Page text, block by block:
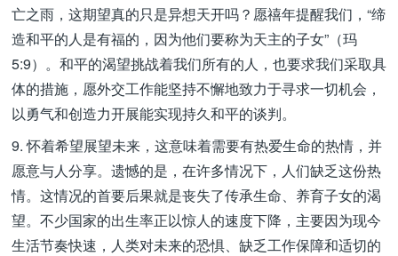
亡之雨，这期望真的只是异想天开吗？愿禧年提醒我们，“缔
造和平的人是有福的，因为他们要称为天主的子女”（玛
5:9）。和平的渴望挑战着我们所有的人，也要求我们采取具
体的措施，愿外交工作能坚持不懈地致力于寻求一切机会，
以勇气和创造力开展能实现持久和平的谈判。
9. 怀着希望展望未来，这意味着需要有热爱生命的热情，并
愿意与人分享。遗憾的是，在许多情况下，人们缺乏这份热
情。这情况的首要后果就是丧失了传承生命、养育子女的渴
望。不少国家的出生率正以惊人的速度下降，主要因为现今
生活节奏快速，人类对未来的恐惧、缺乏工作保障和适切的